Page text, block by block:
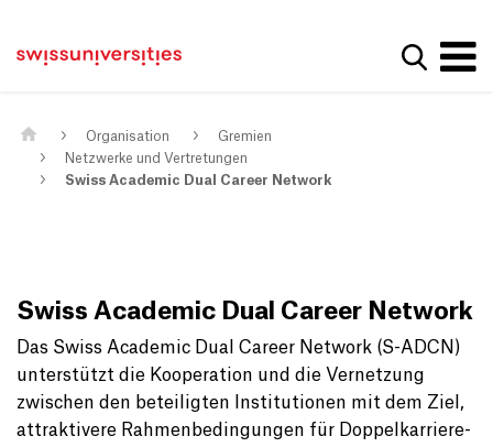
Main Navigation
Inhalt
Metanavigation
Suche
Organisation
Gremien
Netzwerke und Vertretungen
Swiss Academic Dual Career Network
Swiss Academic Dual Career Network
Das Swiss Academic Dual Career Network (S-ADCN)
unterstützt die Kooperation und die Vernetzung
zwischen den beteiligten Institutionen mit dem Ziel,
attraktivere Rahmenbedingungen für Doppelkarriere-